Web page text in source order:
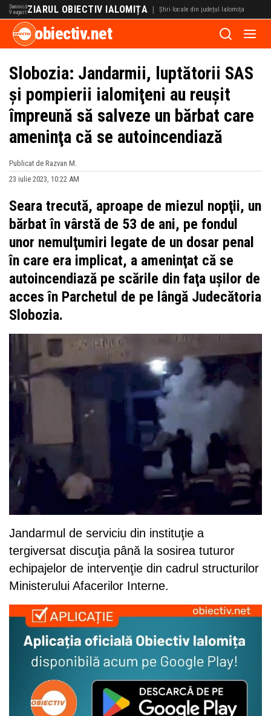
Duminică
9 august ZIARUL OBIECTIV IALOMIȚA | Știri locale din județul Ialomița
obiectiv.net
Slobozia: Jandarmii, luptătorii SAS
şi pompierii ialomiţeni au reuşit
împreună să salveze un bărbat care
ameninţa că se autoincendiază
Publicat de Razvan M.
23 iulie 2023, 10:22 AM
Seara trecută, aproape de miezul nopţii, un
bărbat în vârstă de 53 de ani, pe fondul
unor nemulţumiri legate de un dosar penal
în care era implicat, a ameninţat că se
autoincendiază pe scările din faţa uşilor de
acces în Parchetul de pe lângă Judecătoria
Slobozia.
Jandarmul de serviciu din instituţie a
tergiversat discuţia până la sosirea tuturor
echipajelor de intervenţie din cadrul structurilor
Ministerului Afacerilor Interne.